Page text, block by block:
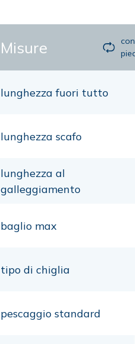
Misure
lunghezza fuori tutto
lunghezza scafo
lunghezza al
galleggiamento
baglio max
tipo di chiglia
pescaggio standard